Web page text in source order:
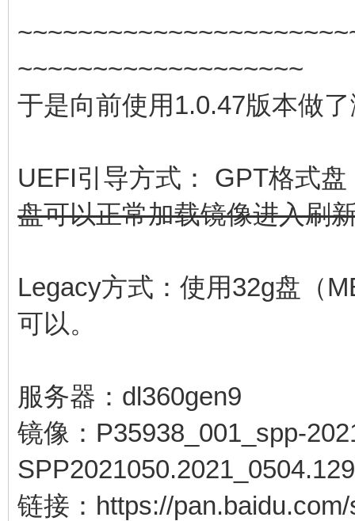
~~~~~~~~~~~~~~~~~~~
于是向前使用1.0.47版本做
UEFI引导方式： GPT格式
盘可以正常加载镜像进入刷
Legacy方式：使用32g盘（
可以。
服务器：dl360gen9
镜像：P35938_001_spp-
链接：https://